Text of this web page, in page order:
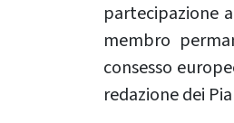
partecipazione
membro
consesso
redazione dei